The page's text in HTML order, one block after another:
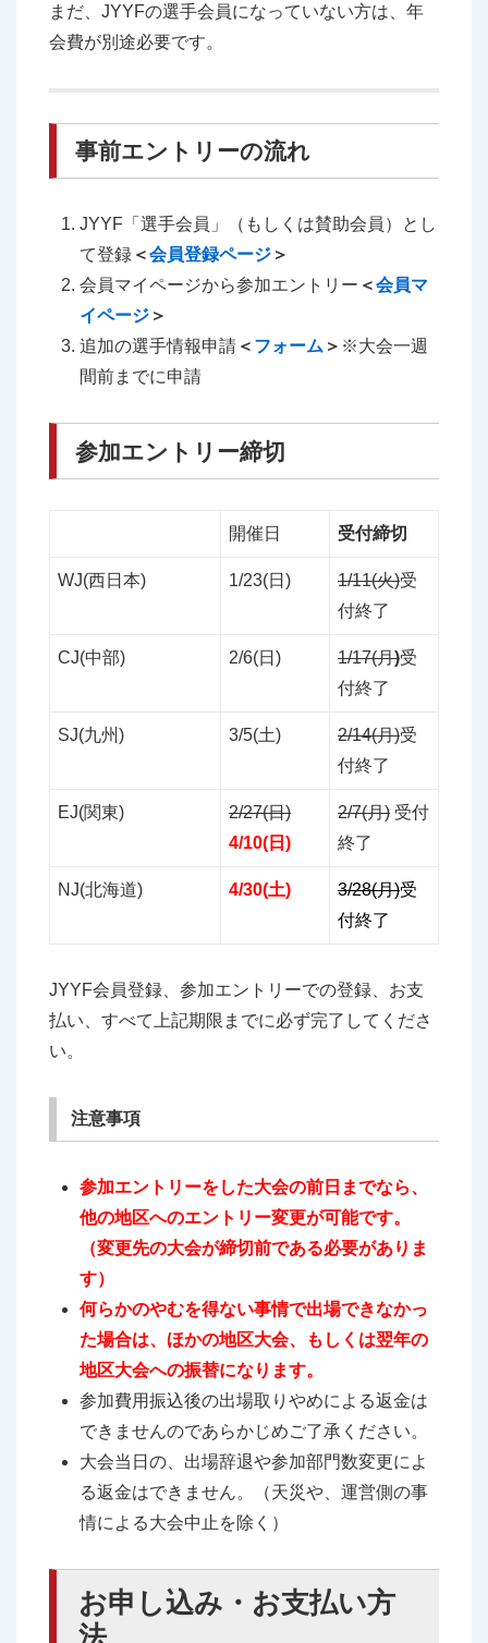
まだ、JYYFの選手会員になっていない方は、年
会費が別途必要です。
事前エントリーの流れ
JYYF「選手会員」（もしくは賛助会員）とし
て登録 ＜会員登録ページ ＞
会員マイページから参加エントリー ＜会員マ
イページ ＞
追加の選手情報申請 ＜ フォーム ＞ ※大会一週
間前までに申請
参加エントリー締切
開催日 受付締切
WJ(西日本) 1/23(日) 1/11(火)受
付終了
CJ(中部) 2/6(日) 1/17(月)受
付終了
SJ(九州) 3/5(土) 2/14(月)受
付終了
EJ(関東)
2/27(日)
4/10(日)
2/7(月) 受付
終了
NJ(北海道) 4/30(土) 3/28(月)受
付終了
JYYF会員登録、参加エントリーでの登録、お支
払い、すべて上記期限までに必ず完了してくださ
い。
注意事項
参加エントリーをした大会の前日までなら、
他の地区へのエントリー変更が可能です。
（変更先の大会が締切前である必要がありま
す）
何らかのやむを得ない事情で出場できなかっ
た場合は、ほかの地区大会、もしくは翌年の
地区大会への振替になります。
参加費用振込後の出場取りやめによる返金は
できませんのであらかじめご了承ください。
大会当日の、出場辞退や参加部門数変更によ
る返金はできません。（天災や、運営側の事
情による大会中止を除く）
お申し込み・お支払い方
法